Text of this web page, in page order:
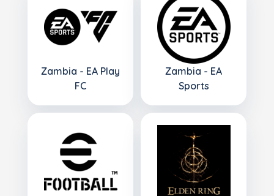
Zambia - EA Play
FC
Zambia - EA
Sports